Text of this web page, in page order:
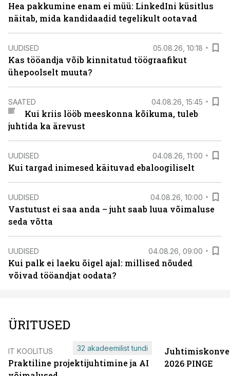
Hea pakkumine enam ei müü: LinkedIni küsitlus
näitab, mida kandidaadid tegelikult ootavad
UUDISED 05.08.26, 10:18
Kas tööandja võib kinnitatud töögraafikut
ühepoolselt muuta?
SAATED 04.08.26, 15:45
Kui kriis lööb meeskonna kõikuma, tuleb
juhtida ka ärevust
UUDISED 04.08.26, 11:00
Kui targad inimesed käituvad ebaloogiliselt
UUDISED 04.08.26, 10:00
Vastutust ei saa anda – juht saab luua võimaluse
seda võtta
UUDISED 04.08.26, 09:00
Kui palk ei laeku õigel ajal: millised nõuded
võivad tööandjat oodata?
ÜRITUSED
IT KOOLITUS
Praktiline projektijuhtimine ja AI
32 akadeemilist tundi
2026 PINGE